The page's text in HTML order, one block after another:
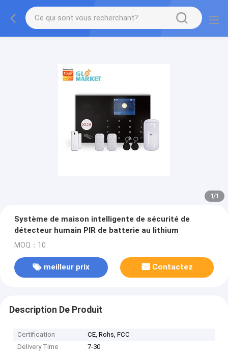
1/1
Système de maison intelligente de sécurité de
détecteur humain PIR de batterie au lithium
MOQ：10
meilleur prix Contactez
Description De Produit
Certification
CE, Rohs, FCC
Delivery Time
7-30